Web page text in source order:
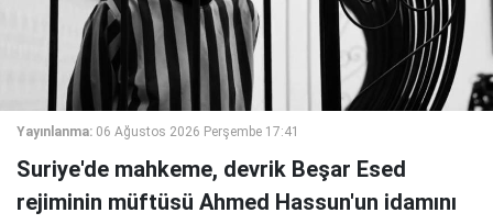
Yayınlanma: 06 Ağustos 2026 Perşembe 17:41
Suriye'de mahkeme, devrik Beşar Esed
rejiminin müftüsü Ahmed Hassun'un idamını